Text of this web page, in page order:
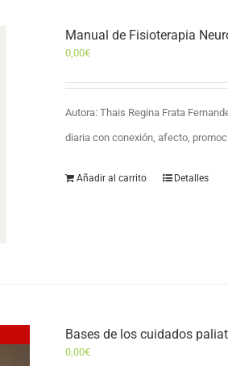
Manual de Fisioterapia
0,00€
Autora: Thais Regina Frata
diaria con conexión, afecto,
Añadir al carrito Detalles
Bases de los cuidados
0,00€